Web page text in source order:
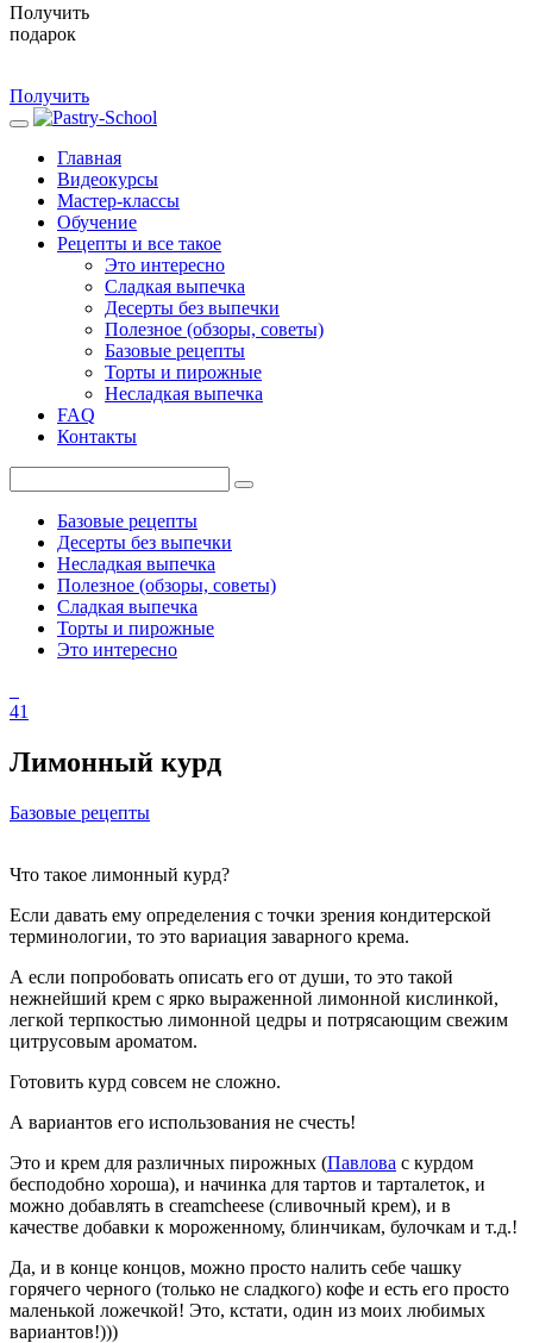
Получить
подарок
Получить
Главная
Видеокурсы
Мастер-классы
Обучение
Рецепты и все такое
Это интересно
Сладкая выпечка
Десерты без выпечки
Полезное (обзоры, советы)
Базовые рецепты
Торты и пирожные
Несладкая выпечка
FAQ
Контакты
Базовые рецепты
Десерты без выпечки
Несладкая выпечка
Полезное (обзоры, советы)
Сладкая выпечка
Торты и пирожные
Это интересно
41
Лимонный курд
Базовые рецепты
Что такое лимонный курд?
Если давать ему определения с точки зрения кондитерской
терминологии, то это вариация заварного крема.
А если попробовать описать его от души, то это такой
нежнейший крем с ярко выраженной лимонной кислинкой,
легкой терпкостью лимонной цедры и потрясающим свежим
цитрусовым ароматом.
Готовить курд совсем не сложно.
А вариантов его использования не счесть!
Это и крем для различных пирожных (Павлова с курдом
бесподобно хороша), и начинка для тартов и тарталеток, и
можно добавлять в creamcheese (сливочный крем), и в
качестве добавки к мороженному, блинчикам, булочкам и т.д.!
Да, и в конце концов, можно просто налить себе чашку
горячего черного (только не сладкого) кофе и есть его просто
маленькой ложечкой! Это, кстати, один из моих любимых
вариантов!)))